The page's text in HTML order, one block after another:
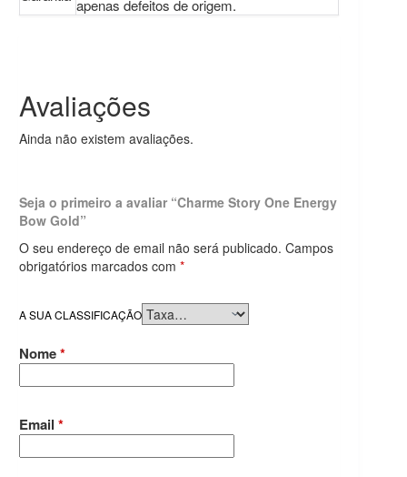
apenas defeitos de origem.
Avaliações
Ainda não existem avaliações.
Seja o primeiro a avaliar “Charme Story One Energy
Bow Gold”
O seu endereço de email não será publicado. Campos
obrigatórios marcados com *
A SUA CLASSIFICAÇÃO
Nome*
Email *